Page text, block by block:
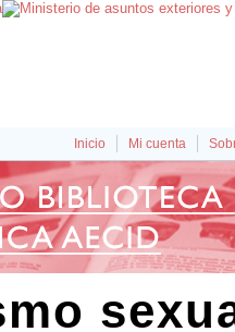
Inicio Mi cuenta